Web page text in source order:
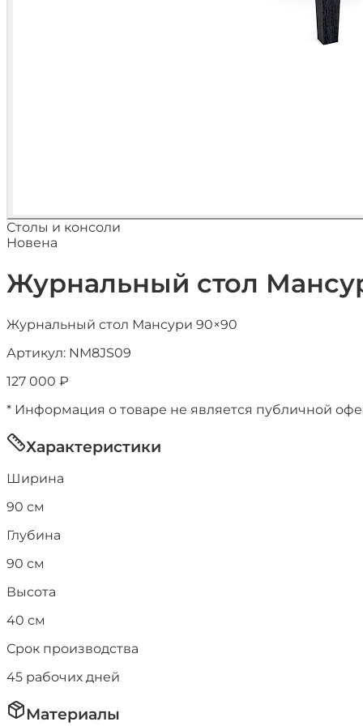
Столы и консоли
Новена
Журнальный стол
Журнальный стол Мансури 90×90
Артикул: NM8JS09
127 000 ₽
* Информация о товаре не является публичной
Характеристики
Ширина
90 см
Глубина
90 см
Высота
40 см
Срок производства
45 рабочих дней
Материалы